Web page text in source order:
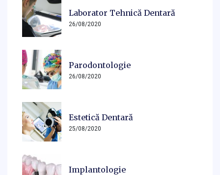
Laborator Tehnică Dentară
26/08/2020
Parodontologie
26/08/2020
Estetică Dentară
25/08/2020
Implantologie